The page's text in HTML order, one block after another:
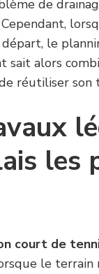
de
le
sait alors
réutiliser son
les
court de
le terrain